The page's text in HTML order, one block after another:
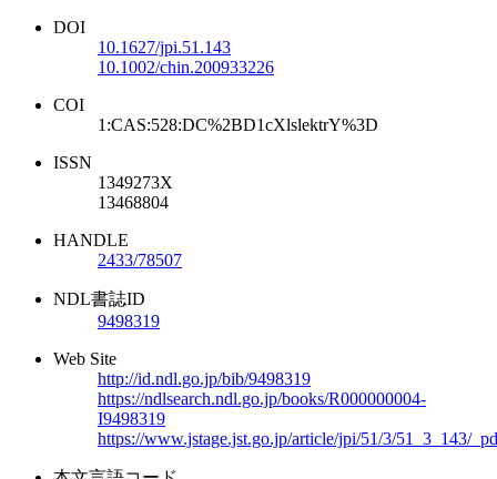
DOI
10.1627/jpi.51.143
10.1002/chin.200933226
COI
1:CAS:528:DC%2BD1cXlslektrY%3D
ISSN
1349273X
13468804
HANDLE
2433/78507
NDL書誌ID
9498319
Web Site
http://id.ndl.go.jp/bib/9498319
https://ndlsearch.ndl.go.jp/books/R000000004-
I9498319
https://www.jstage.jst.go.jp/article/jpi/51/3/51_3_143/